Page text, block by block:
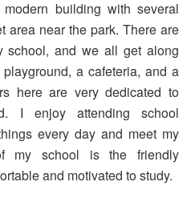
building with several
area near the park. There are
school, and we all get along
a cafeteria, and a
here are very dedicated to
I enjoy attending school
every day and meet my
my school is the friendly
and motivated to study.